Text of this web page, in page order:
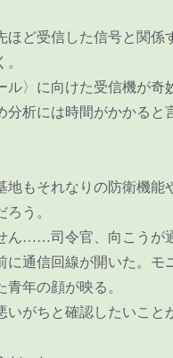
ど受信した信号と関係
〉に向けた受信機が奇
析には時間がかかると
もそれなりの防衛機能
う。
ん……司令官、向こうが
通信回線が開いた。モ
年の顔が映る。
がちと確認したいこと